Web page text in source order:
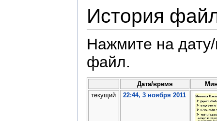
История
Нажмите на
файл.
Дата/время
текущий
22:44, 3 ноября 2011